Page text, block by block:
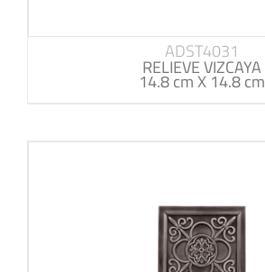
ADST4031
RELIEVE VIZCAYA
14.8 cm X 14.8 cm